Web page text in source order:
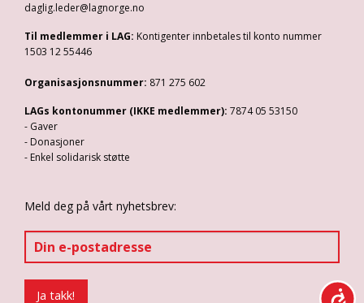
daglig.leder@lagnorge.no
Til medlemmer i LAG: Kontigenter innbetales til konto nummer
1503 12 55446
Organisasjonsnummer: 871 275 602
LAGs kontonummer (IKKE medlemmer): 7874 05 53150
- Gaver
- Donasjoner
- Enkel solidarisk støtte
Meld deg på vårt nyhetsbrev: